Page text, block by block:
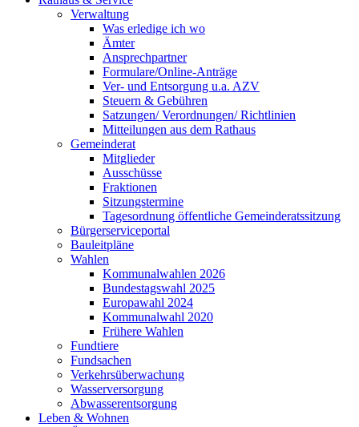
Verwaltung
Was erledige ich wo
Ämter
Ansprechpartner
Formulare/Online-Anträge
Ver- und Entsorgung u.a. AZV
Steuern & Gebühren
Satzungen/ Verordnungen/ Richtlinien
Mitteilungen aus dem Rathaus
Gemeinderat
Mitglieder
Ausschüsse
Fraktionen
Sitzungstermine
Tagesordnung öffentliche Gemeinderatssitzung
Bürgerserviceportal
Bauleitpläne
Wahlen
Kommunalwahlen 2026
Bundestagswahl 2025
Europawahl 2024
Kommunalwahl 2020
Frühere Wahlen
Fundtiere
Fundsachen
Verkehrsüberwachung
Wasserversorgung
Abwasserentsorgung
Leben & Wohnen